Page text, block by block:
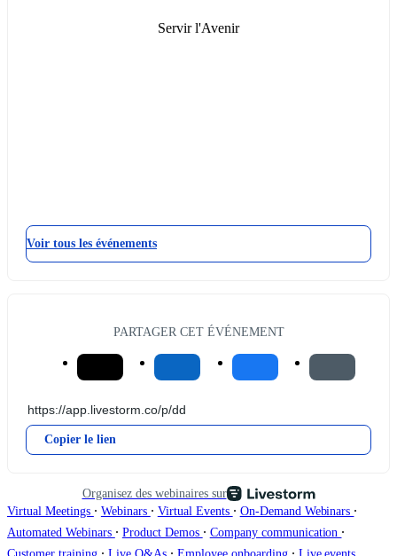
Servir l'Avenir
Voir tous les événements
PARTAGER CET ÉVÉNEMENT
Copier le lien
Organisez des webinaires sur
Virtual Meetings ∙ Webinars ∙ Virtual Events ∙ On-Demand Webinars ∙
Automated Webinars ∙ Product Demos ∙ Company communication ∙